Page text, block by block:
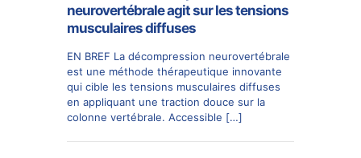
neurovertébrale agit sur les tensions
musculaires diffuses
EN BREF La décompression neurovertébrale
est une méthode thérapeutique innovante
qui cible les tensions musculaires diffuses
en appliquant une traction douce sur la
colonne vertébrale. Accessible […]